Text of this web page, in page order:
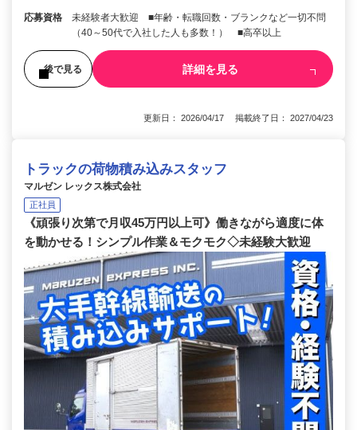
応募資格
未経験者大歓迎 ■年齢・転職回数・ブランクなど一切不問
（40～50代で入社した人も多数！） ■高卒以上
後で見る 詳細を見る
更新日： 2026/04/17 掲載終了日： 2027/04/23
トラックの荷物積み込みスタッフ
マルゼン レックス株式会社
正社員
《頑張り次第で月収45万円以上可》働きながら適度に体
を動かせる！シンプル作業＆モクモク◇未経験大歓迎